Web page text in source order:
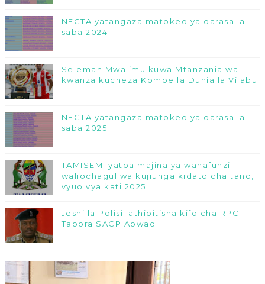
NECTA yatangaza matokeo ya darasa la
saba 2024
Seleman Mwalimu kuwa Mtanzania wa
kwanza kucheza Kombe la Dunia la Vilabu
NECTA yatangaza matokeo ya darasa la
saba 2025
TAMISEMI yatoa majina ya wanafunzi
waliochaguliwa kujiunga kidato cha tano,
vyuo vya kati 2025
Jeshi la Polisi lathibitisha kifo cha RPC
Tabora SACP Abwao